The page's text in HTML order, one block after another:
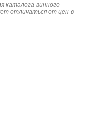
каталога винного
отличаться от цен в